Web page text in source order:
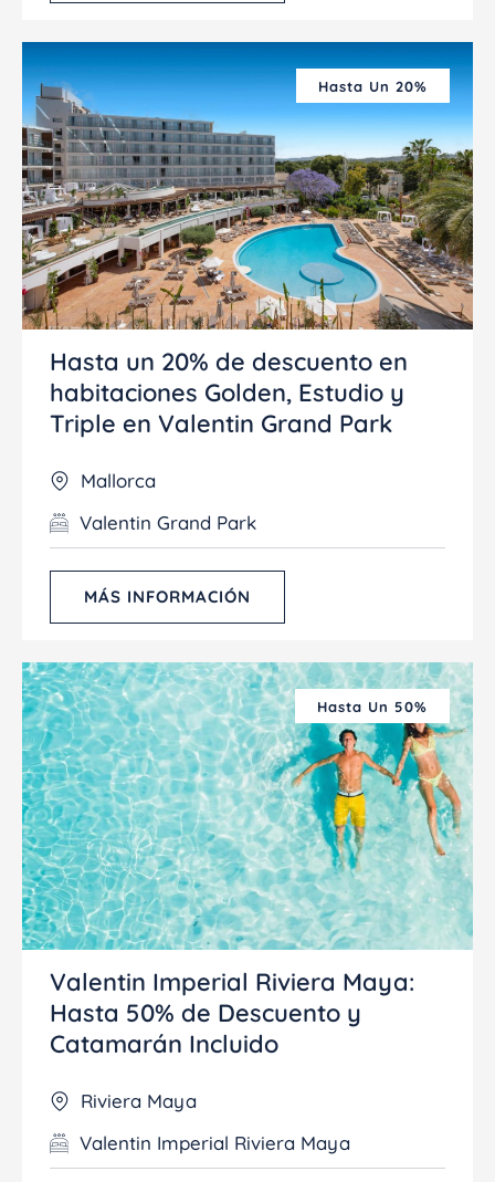
Hasta Un 20%
Hasta un 20% de descuento en
habitaciones Golden, Estudio y
Triple en Valentin Grand Park
Mallorca
Valentin Grand Park
MÁS INFORMACIÓN
Hasta Un 50%
Valentin Imperial Riviera Maya:
Hasta 50% de Descuento y
Catamarán Incluido
Riviera Maya
Valentin Imperial Riviera Maya